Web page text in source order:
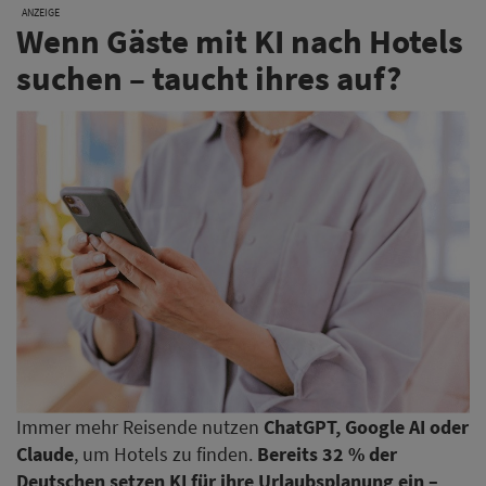
ANZEIGE
Wenn Gäste mit KI nach Hotels
suchen – taucht ihres auf?
Immer mehr Reisende nutzen ChatGPT, Google AI oder
Claude, um Hotels zu finden. Bereits 32 % der
Deutschen setzen KI für ihre Urlaubsplanung ein –